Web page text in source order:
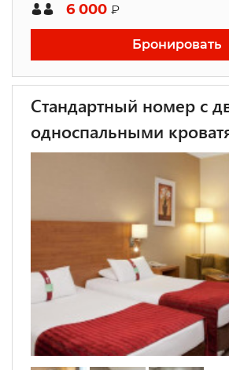
6 000 ₽
Бронировать
Cтандартный номер с
односпальными